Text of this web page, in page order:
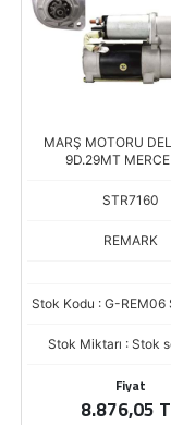
MARŞ MOTORU
9D.29MT
STR7160
REMARK
Stok Kodu : G-REM06
Stok Miktarı : Stok
Fiyat
8.876,05